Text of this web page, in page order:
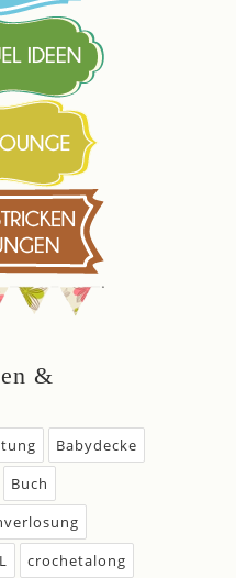
&
Babydecke
Buch
crochetalong